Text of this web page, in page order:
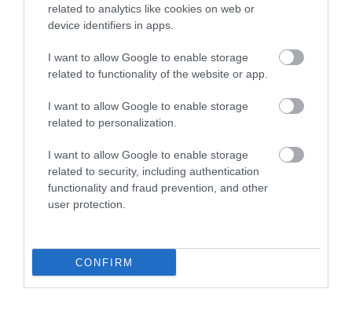
related to analytics like cookies on web or
device identifiers in apps.
I want to allow Google to enable storage
related to functionality of the website or app.
I want to allow Google to enable storage
related to personalization.
I want to allow Google to enable storage
related to security, including authentication
functionality and fraud prevention, and other
user protection.
CONFIRM
Bár a Velencei-tó kritikus, mindössze 60 centiméter körüli
rekordalacsony vízállása komoly aggodalomra ad okot, az
lakáspiacán. A…